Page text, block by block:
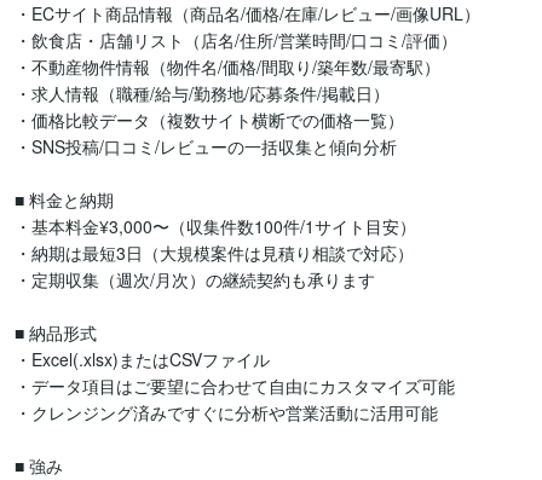
・ECサイト商品情報（商品名/価格/在庫/レビュー/画像URL）
・飲食店・店舗リスト（店名/住所/営業時間/口コミ/評価）
・不動産物件情報（物件名/価格/間取り/築年数/最寄駅）
・求人情報（職種/給与/勤務地/応募条件/掲載日）
・価格比較データ（複数サイト横断での価格一覧）
・SNS投稿/口コミ/レビューの一括収集と傾向分析
■ 料金と納期
・基本料金¥3,000〜（収集件数100件/1サイト目安）
・納期は最短3日（大規模案件は見積り相談で対応）
・定期収集（週次/月次）の継続契約も承ります
■ 納品形式
・Excel(.xlsx)またはCSVファイル
・データ項目はご要望に合わせて自由にカスタマイズ可能
・クレンジング済みですぐに分析や営業活動に活用可能
■ 強み